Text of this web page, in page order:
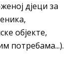
дјеци за
објекте,
потребама...).